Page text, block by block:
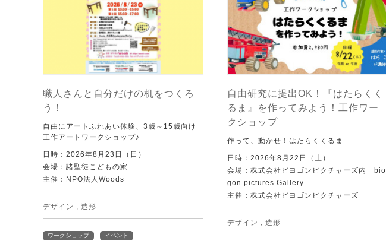
職人さんと自分だけの机をつくろ
う！
自由にアートふれあい体験、3歳～15歳向け
工作アートワークショップ♪
日時：2026年8月23日（日）
会場：諸聖徒こどもの家
主催：NPO法人Woods
デザイン , 造形
ワークショップ イベント
自由研究に提出OK！『はたらくく
るま』を作ってみよう！工作ワー
クショップ
作って、動かせ！はたらくくるま
日時：2026年8月22日（土）
会場：株式会社ビヨゴンピクチャーズ内 bio
gon pictures Gallery
主催：株式会社ビヨゴンピクチャーズ
デザイン , 造形